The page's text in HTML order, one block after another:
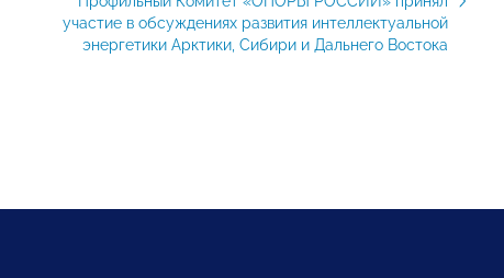
участие в обсуждениях развития интеллектуальной
энергетики Арктики, Сибири и Дальнего Востока